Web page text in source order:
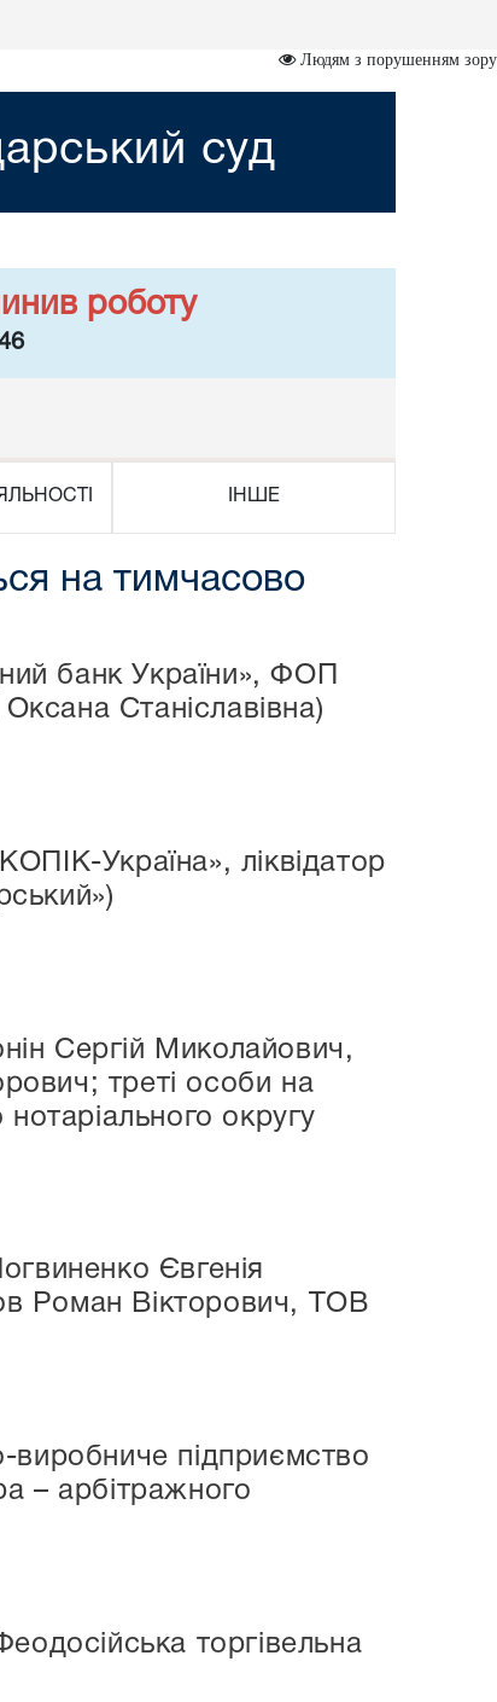
Людям з порушенням зору
суд
роботу
ІНШЕ
на тимчасово
банк України», ФОП
Станіславівна)
Україна», ліквідатор
Сергій Миколайович,
треті особи на
нотаріального округу
Євгенія
Роман Вікторович, ТОВ
виробниче підприємство
– арбітражного
торгівельна